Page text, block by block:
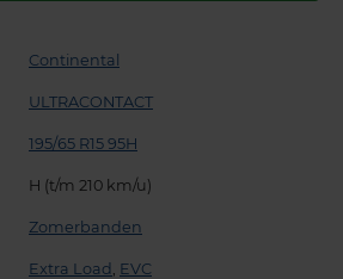
Continental
ULTRACONTACT
195/65 R15 95H
H (t/m 210 km/u)
Zomerbanden
Extra Load EVC